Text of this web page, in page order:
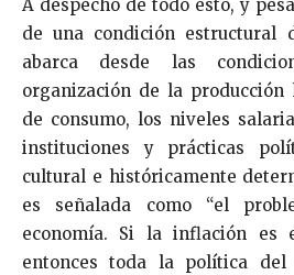
A despecho de todo esto, y
de una condición estructural
abarca desde las
organización de la producción
de consumo, los niveles
instituciones y prácticas
cultural e históricamente
es señalada como “el
economía. Si la inflación es
entonces toda la política del